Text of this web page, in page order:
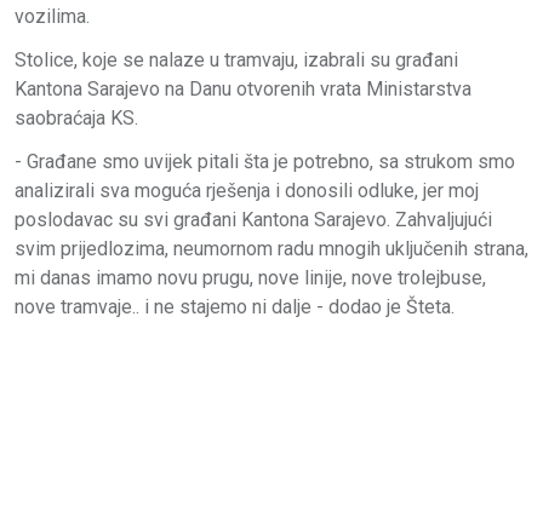
vozilima.
Stolice, koje se nalaze u tramvaju, izabrali su građani
Kantona Sarajevo na Danu otvorenih vrata Ministarstva
saobraćaja KS.
- Građane smo uvijek pitali šta je potrebno, sa strukom smo
analizirali sva moguća rješenja i donosili odluke, jer moj
poslodavac su svi građani Kantona Sarajevo. Zahvaljujući
svim prijedlozima, neumornom radu mnogih uključenih strana,
mi danas imamo novu prugu, nove linije, nove trolejbuse,
nove tramvaje.. i ne stajemo ni dalje - dodao je Šteta.